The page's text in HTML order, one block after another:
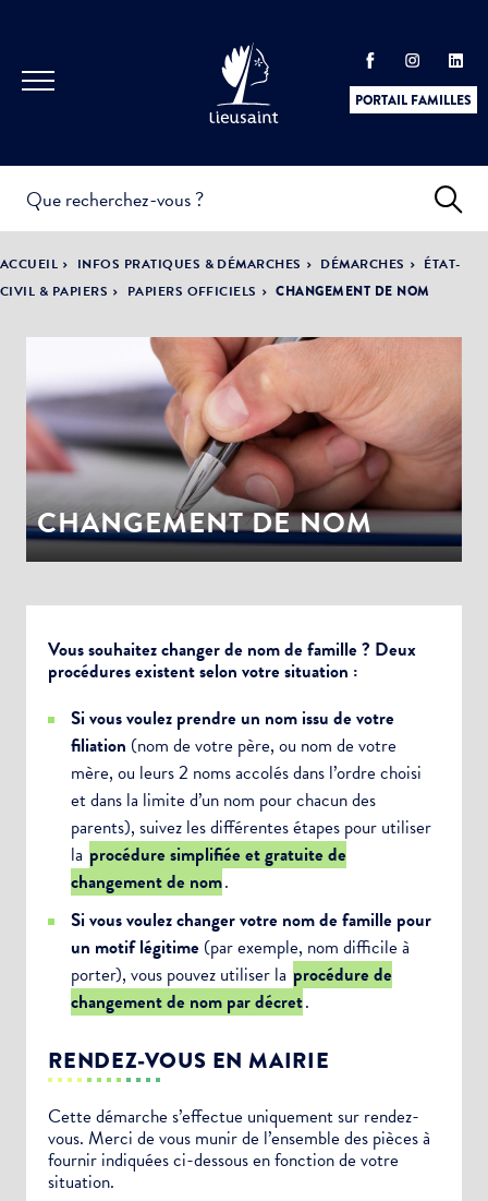
PORTAIL FAMILLES
PRATIQUES &
DÉMARCHES
ACTUALITÉS &
ÉVÈNEMENTS
LA VILLE
DÉMOCRATIE
PARTICIPATIVE
ACCUEIL INFOS PRATIQUES & DÉMARCHES DÉMARCHES
ÉTAT-
CIVIL & PAPIERS
PAPIERS OFFICIELS CHANGEMENT DE NOM
CHANGEMENT DE NOM
Vous souhaitez changer de nom de famille ? Deux
procédures existent selon votre situation :
Si vous voulez prendre un nom issu de votre
filiation (nom de votre père, ou nom de votre
mère, ou leurs 2 noms accolés dans l’ordre choisi
et dans la limite d’un nom pour chacun des
parents), suivez les différentes étapes pour utiliser
la procédure simplifiée et gratuite de
changement de nom.
Si vous voulez changer votre nom de famille pour
un motif légitime (par exemple, nom difficile à
porter), vous pouvez utiliser la procédure de
changement de nom par décret.
RENDEZ-VOUS EN MAIRIE
Cette démarche s’effectue uniquement sur rendez-
vous. Merci de vous munir de l’ensemble des pièces à
fournir indiquées ci-dessous en fonction de votre
situation.